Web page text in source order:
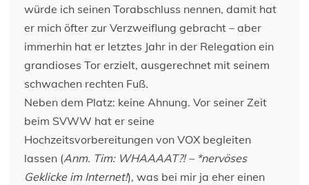
würde ich seinen Torabschluss nennen, damit hat
er mich öfter zur Verzweiflung gebracht – aber
immerhin hat er letztes Jahr in der Relegation ein
grandioses Tor erzielt, ausgerechnet mit seinem
schwachen rechten Fuß.
Neben dem Platz: keine Ahnung. Vor seiner Zeit
beim SVWW hat er seine
Hochzeitsvorbereitungen von VOX begleiten
lassen (Anm. Tim: WHAAAAT?! – *nervöses
Geklicke im Internet!), was bei mir ja eher einen